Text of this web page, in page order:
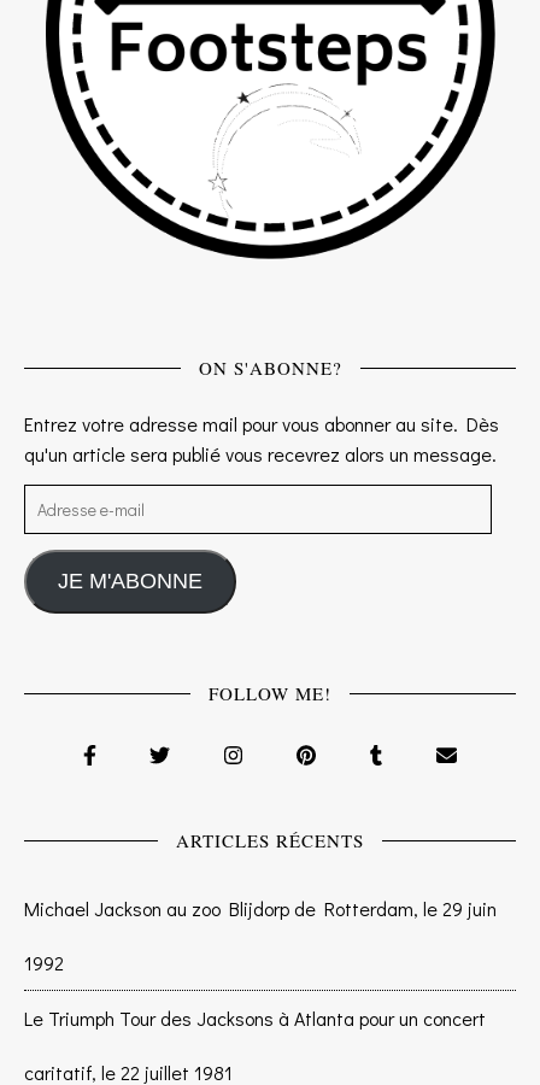
ON S'ABONNE?
Entrez votre adresse mail pour vous abonner au site. Dès
qu'un article sera publié vous recevrez alors un message.
Adresse e-mail
JE M'ABONNE
FOLLOW ME!
ARTICLES RÉCENTS
Michael Jackson au zoo Blijdorp de Rotterdam, le 29 juin
1992
Le Triumph Tour des Jacksons à Atlanta pour un concert
caritatif, le 22 juillet 1981